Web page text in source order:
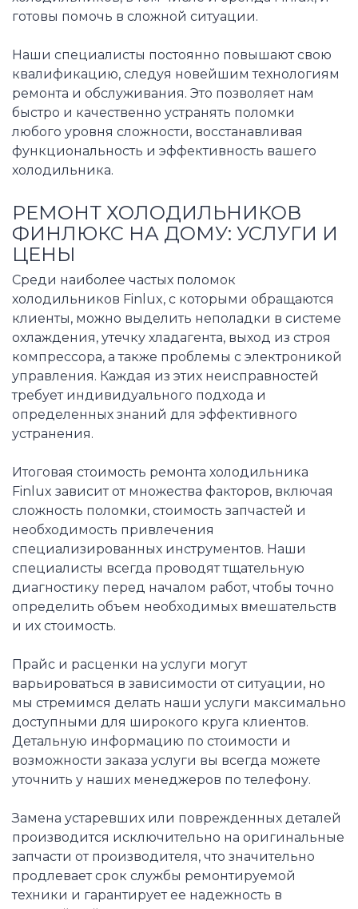
готовы помочь в сложной ситуации.
Наши специалисты постоянно повышают свою
квалификацию, следуя новейшим технологиям
ремонта и обслуживания. Это позволяет нам
быстро и качественно устранять поломки
любого уровня сложности, восстанавливая
функциональность и эффективность вашего
холодильника.
РЕМОНТ ХОЛОДИЛЬНИКОВ
ФИНЛЮКС НА ДОМУ: УСЛУГИ И
ЦЕНЫ
Среди наиболее частых поломок
холодильников Finlux, с которыми обращаются
клиенты, можно выделить неполадки в системе
охлаждения, утечку хладагента, выход из строя
компрессора, а также проблемы с электроникой
управления. Каждая из этих неисправностей
требует индивидуального подхода и
определенных знаний для эффективного
устранения.
Итоговая стоимость ремонта холодильника
Finlux зависит от множества факторов, включая
сложность поломки, стоимость запчастей и
необходимость привлечения
специализированных инструментов. Наши
специалисты всегда проводят тщательную
диагностику перед началом работ, чтобы точно
определить объем необходимых вмешательств
и их стоимость.
Прайс и расценки на услуги могут
варьироваться в зависимости от ситуации, но
мы стремимся делать наши услуги максимально
доступными для широкого круга клиентов.
Детальную информацию по стоимости и
возможности заказа услуги вы всегда можете
уточнить у наших менеджеров по телефону.
Замена устаревших или поврежденных деталей
производится исключительно на оригинальные
запчасти от производителя, что значительно
продлевает срок службы ремонтируемой
техники и гарантирует ее надежность в